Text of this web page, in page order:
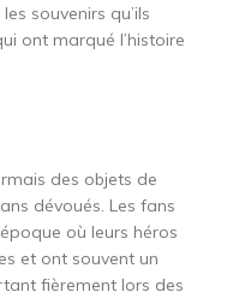
souvenirs qu’ils
ont marqué l’histoire
des objets de
dévoués. Les fans
où leurs héros
et ont souvent un
fièrement lors des